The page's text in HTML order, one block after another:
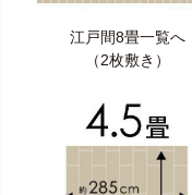
江戸間8畳一覧へ
（2枚敷き）